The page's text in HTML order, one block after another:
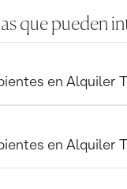
que pueden
en Alquiler
en Alquiler